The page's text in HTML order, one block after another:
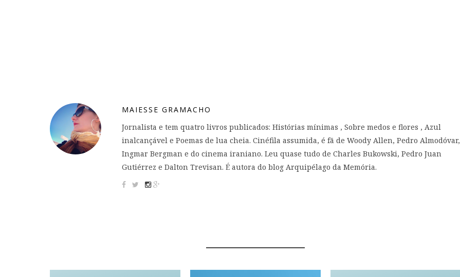
MAIESSE GRAMACHO
Jornalista e tem quatro livros publicados: Histórias mínimas , Sobre medos e flores , Azul
inalcançável e Poemas de lua cheia. Cinéfila assumida, é fã de Woody Allen, Pedro Almodóvar,
Ingmar Bergman e do cinema iraniano. Leu quase tudo de Charles Bukowski, Pedro Juan
Gutiérrez e Dalton Trevisan. É autora do blog Arquipélago da Memória.